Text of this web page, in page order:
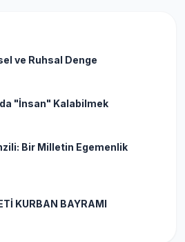
ve Ruhsal Denge
"İnsan" Kalabilmek
Bir Milletin Egemenlik
KALBİN TESLİMİYETİ KURBAN BAYRAMI